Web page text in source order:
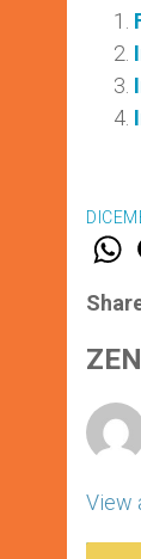
t
s
p
p
View